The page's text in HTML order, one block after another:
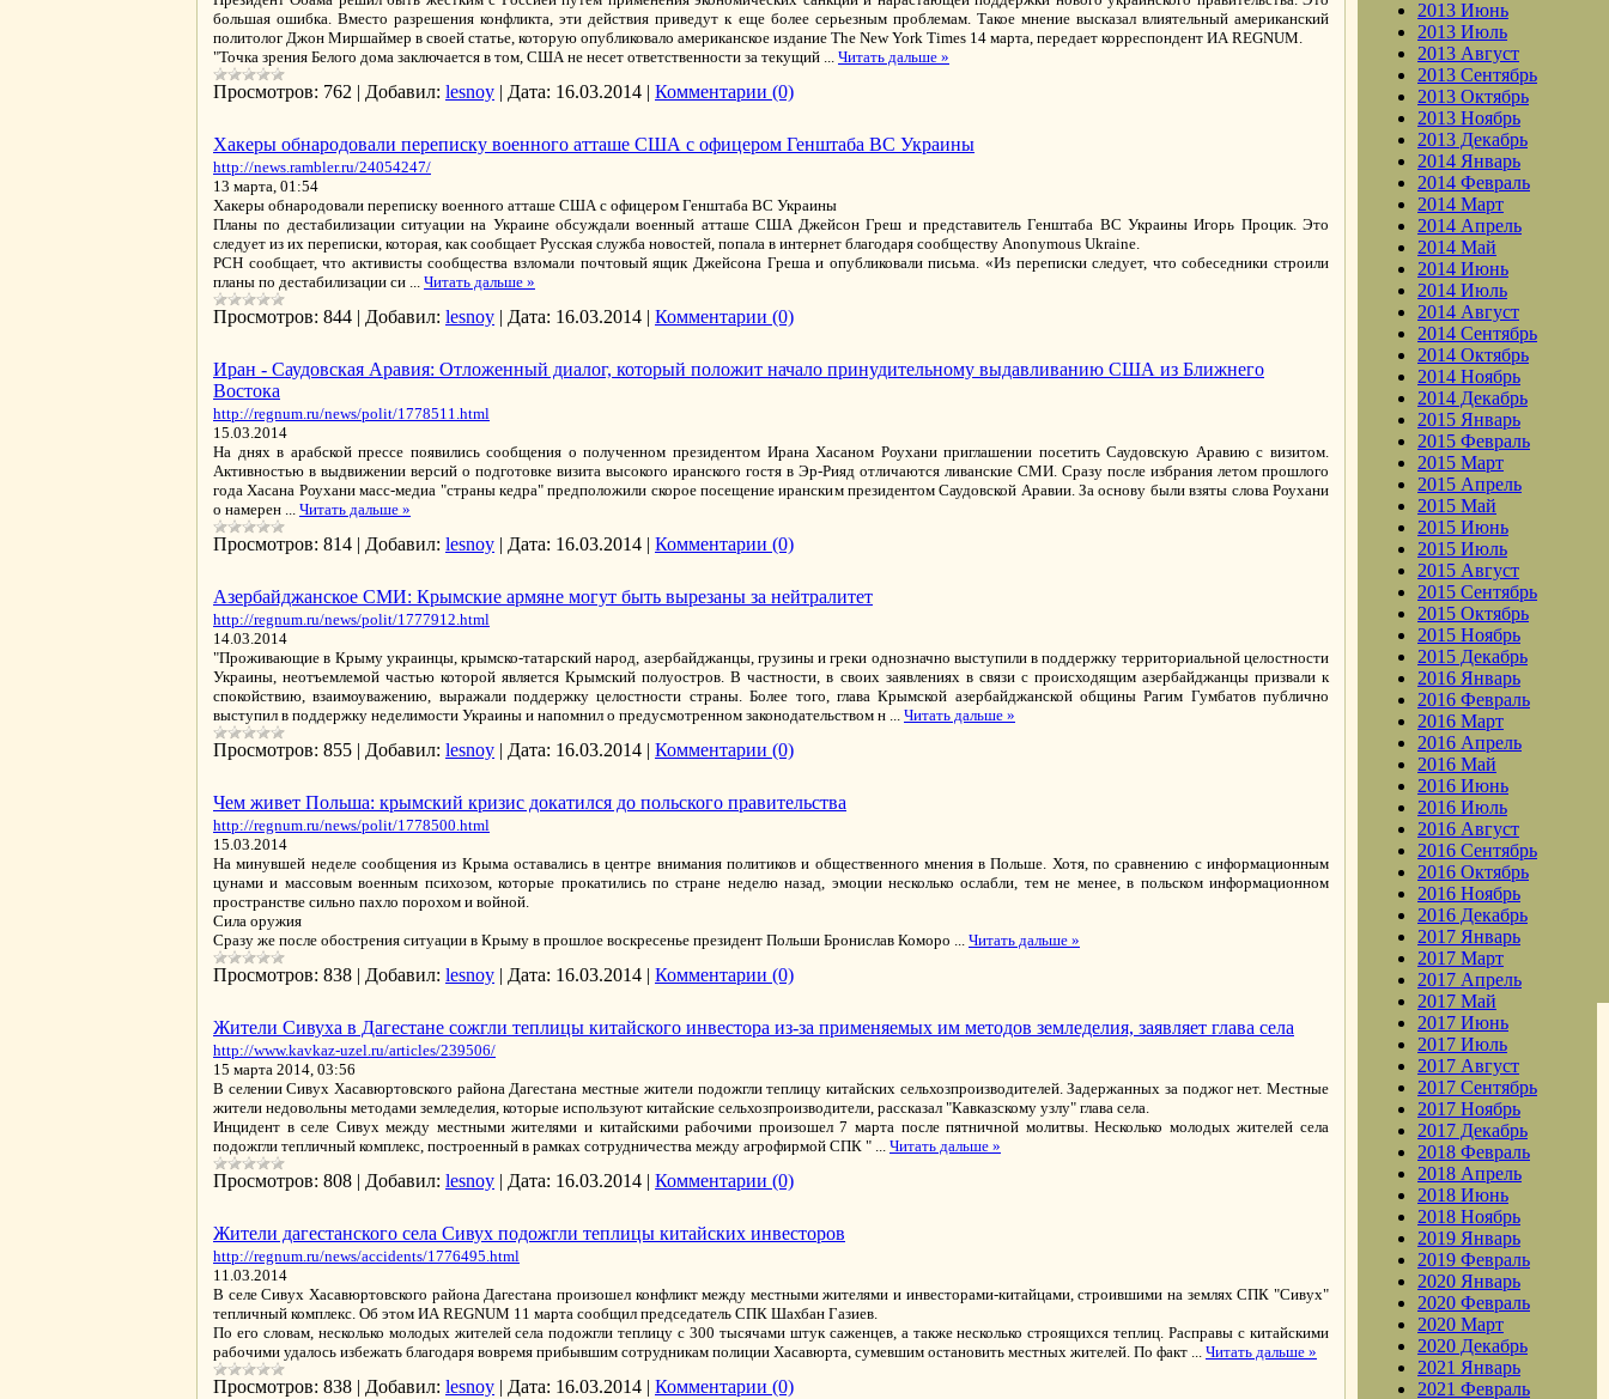
большая ошибка. Вместо разрешения конфликта, эти действия приведут к еще более серьезным проблемам. Такое мнение высказал влиятельный американский
политолог Джон Миршаймер в своей статье, которую опубликовало американское издание The New York Times 14 марта, передает корреспондент ИА REGNUM.
"Точка зрения Белого дома заключается в том, США не несет ответственности за текущий ... Читать дальше »
Просмотров: 762 | Добавил: lesnoy | Дата: 16.03.2014 | Комментарии (0)
Хакеры обнародовали переписку военного атташе США с офицером Генштаба ВС Украины
http://news.rambler.ru/24054247/
13 марта, 01:54
Хакеры обнародовали переписку военного атташе США с офицером Генштаба ВС Украины
Планы по дестабилизации ситуации на Украине обсуждали военный атташе США Джейсон Греш и представитель Генштаба ВС Украины Игорь Процик. Это
следует из их переписки, которая, как сообщает Русская служба новостей, попала в интернет благодаря сообществу Anonymous Ukraine.
РСН сообщает, что активисты сообщества взломали почтовый ящик Джейсона Греша и опубликовали письма. «Из переписки следует, что собеседники строили
планы по дестабилизации си ... Читать дальше »
Просмотров: 844 | Добавил: lesnoy | Дата: 16.03.2014 | Комментарии (0)
Иран - Саудовская Аравия: Отложенный диалог, который положит начало принудительному выдавливанию США из Ближнего
Востока
http://regnum.ru/news/polit/1778511.html
15.03.2014
На днях в арабской прессе появились сообщения о полученном президентом Ирана Хасаном Роухани приглашении посетить Саудовскую Аравию с визитом.
Активностью в выдвижении версий о подготовке визита высокого иранского гостя в Эр-Рияд отличаются ливанские СМИ. Сразу после избрания летом прошлого
года Хасана Роухани масс-медиа "страны кедра" предположили скорое посещение иранским президентом Саудовской Аравии. За основу были взяты слова Роухани
о намерен ... Читать дальше »
Просмотров: 814 | Добавил: lesnoy | Дата: 16.03.2014 | Комментарии (0)
Азербайджанское СМИ: Крымские армяне могут быть вырезаны за нейтралитет
http://regnum.ru/news/polit/1777912.html
14.03.2014
"Проживающие в Крыму украинцы, крымско-татарский народ, азербайджанцы, грузины и греки однозначно выступили в поддержку территориальной целостности
Украины, неотъемлемой частью которой является Крымский полуостров. В частности, в своих заявлениях в связи с происходящим азербайджанцы призвали к
спокойствию, взаимоуважению, выражали поддержку целостности страны. Более того, глава Крымской азербайджанской общины Рагим Гумбатов публично
выступил в поддержку неделимости Украины и напомнил о предусмотренном законодательством н ... Читать дальше »
Просмотров: 855 | Добавил: lesnoy | Дата: 16.03.2014 | Комментарии (0)
Чем живет Польша: крымский кризис докатился до польского правительства
http://regnum.ru/news/polit/1778500.html
15.03.2014
На минувшей неделе сообщения из Крыма оставались в центре внимания политиков и общественного мнения в Польше. Хотя, по сравнению с информационным
цунами и массовым военным психозом, которые прокатились по стране неделю назад, эмоции несколько ослабли, тем не менее, в польском информационном
пространстве сильно пахло порохом и войной.
Сила оружия
Сразу же после обострения ситуации в Крыму в прошлое воскресенье президент Польши Бронислав Коморо ... Читать дальше »
Просмотров: 838 | Добавил: lesnoy | Дата: 16.03.2014 | Комментарии (0)
Жители Сивуха в Дагестане сожгли теплицы китайского инвестора из-за применяемых им методов земледелия, заявляет глава села
http://www.kavkaz-uzel.ru/articles/239506/
15 марта 2014, 03:56
В селении Сивух Хасавюртовского района Дагестана местные жители подожгли теплицу китайских сельхозпроизводителей. Задержанных за поджог нет. Местные
жители недовольны методами земледелия, которые используют китайские сельхозпроизводители, рассказал "Кавказскому узлу" глава села.
Инцидент в селе Сивух между местными жителями и китайскими рабочими произошел 7 марта после пятничной молитвы. Несколько молодых жителей села
подожгли тепличный комплекс, построенный в рамках сотрудничества между агрофирмой СПК " ... Читать дальше »
Просмотров: 808 | Добавил: lesnoy | Дата: 16.03.2014 | Комментарии (0)
Жители дагестанского села Сивух подожгли теплицы китайских инвесторов
http://regnum.ru/news/accidents/1776495.html
11.03.2014
В селе Сивух Хасавюртовского района Дагестана произошел конфликт между местными жителями и инвесторами-китайцами, строившими на землях СПК "Сивух"
тепличный комплекс. Об этом ИА REGNUM 11 марта сообщил председатель СПК Шахбан Газиев.
По его словам, несколько молодых жителей села подожгли теплицу с 300 тысячами штук саженцев, а также несколько строящихся теплиц. Расправы с китайскими
рабочими удалось избежать благодаря вовремя прибывшим сотрудникам полиции Хасавюрта, сумевшим остановить местных жителей. По факт ... Читать дальше »
Просмотров: 838 | Добавил: lesnoy | Дата: 16.03.2014 | Комментарии (0)
2013 Июнь
2013 Июль
2013 Август
2013 Сентябрь
2013 Октябрь
2013 Ноябрь
2013 Декабрь
2014 Январь
2014 Февраль
2014 Март
2014 Апрель
2014 Май
2014 Июнь
2014 Июль
2014 Август
2014 Сентябрь
2014 Октябрь
2014 Ноябрь
2014 Декабрь
2015 Январь
2015 Февраль
2015 Март
2015 Апрель
2015 Май
2015 Июнь
2015 Июль
2015 Август
2015 Сентябрь
2015 Октябрь
2015 Ноябрь
2015 Декабрь
2016 Январь
2016 Февраль
2016 Март
2016 Апрель
2016 Май
2016 Июнь
2016 Июль
2016 Август
2016 Сентябрь
2016 Октябрь
2016 Ноябрь
2016 Декабрь
2017 Январь
2017 Март
2017 Апрель
2017 Май
2017 Июнь
2017 Июль
2017 Август
2017 Сентябрь
2017 Ноябрь
2017 Декабрь
2018 Февраль
2018 Апрель
2018 Июнь
2018 Ноябрь
2019 Январь
2019 Февраль
2020 Январь
2020 Февраль
2020 Март
2020 Декабрь
2021 Январь
2021 Февраль